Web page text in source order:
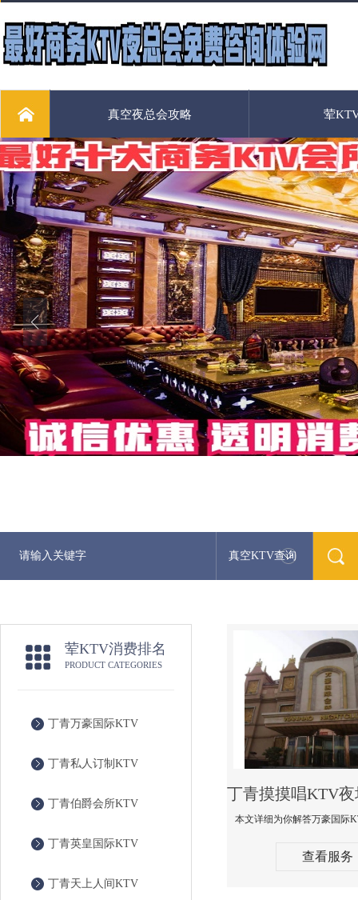
真空夜总会攻略 荤
真空KTV查询
荤KTV消费排名
PRODUCT CATEGORIES
丁青万豪国际KTV
丁青私人订制KTV
丁青伯爵会所KTV
丁青英皇国际KTV
丁青天上人间KTV
查看服务